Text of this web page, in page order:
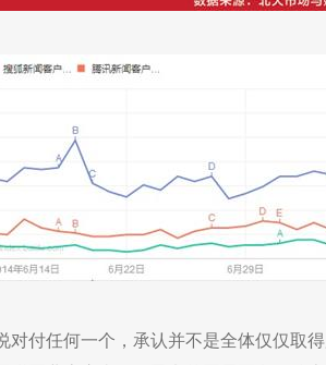
付任何一个，承认并不是全体仅仅取得